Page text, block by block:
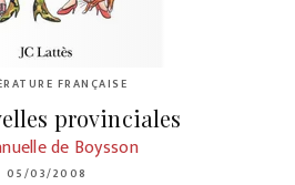
FRANÇAISE
provinciales
de Boysson
05/03/2008